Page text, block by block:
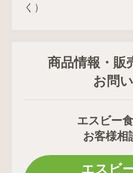
く）
商品情報・販
お問
エスビー
お客様相
エスビ